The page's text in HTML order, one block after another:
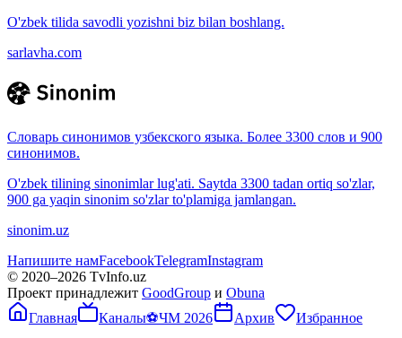
O'zbek tilida savodli yozishni biz bilan boshlang.
sarlavha.com
Словарь синонимов узбекского языка. Более 3300 слов и 900
синонимов.
O'zbek tilining sinonimlar lug'ati. Saytda 3300 tadan ortiq so'zlar,
900 ga yaqin sinonim so'zlar to'plamiga jamlangan.
sinonim.uz
Напишите намFacebookTelegramInstagram
© 2020–2026 TvInfo.uz
Проект принадлежит GoodGroup и Obuna
Главная
Каналы⚽ЧМ 2026 Архив Избранное